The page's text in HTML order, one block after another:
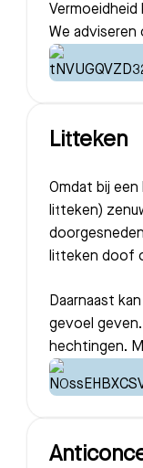
Vermoeidheid
We
Litteken
Omdat bij
litteken)
litteken doof
Daarnaast
gevoel
hechtingen.